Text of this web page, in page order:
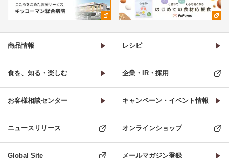
商品情報 レシピ
食を、知る・楽しむ 企業・IR・採用
お客様相談センター キャンペーン・イベント情報
ニュースリリース オンラインショップ
Global Site メールマガジン登録